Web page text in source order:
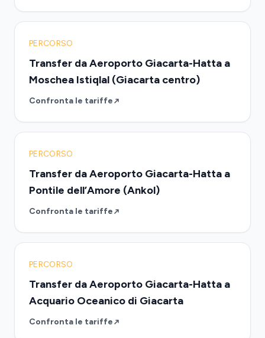
PERCORSO
Transfer da Aeroporto Giacarta-Hatta a
Moschea Istiqlal (Giacarta centro)
Confronta le tariffe
PERCORSO
Transfer da Aeroporto Giacarta-Hatta a
Pontile dell’Amore (Ankol)
Confronta le tariffe
PERCORSO
Transfer da Aeroporto Giacarta-Hatta a
Acquario Oceanico di Giacarta
Confronta le tariffe